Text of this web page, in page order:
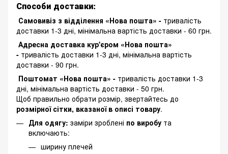
Способи доставки:
Самовивіз з відділення «Нова пошта» - тривалість
доставки 1-3 дні, мінімальна вартість доставки - 60 грн.
Адресна доставка кур'єром «Нова пошта»
- тривалість доставки 1-3 дні, мінімальна вартість
доставки - 90 грн.
Поштомат «Нова пошта» - тривалість доставки 1-3
дні, мінімальна вартість доставки - 50 грн.
Щоб правильно обрати розмір, звертайтесь до
розмірної сітки, вказаної в описі товару.
Для одягу: заміри зроблені по виробу та
включають:
ширину плечей